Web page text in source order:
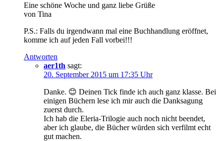
Eine schöne Woche und ganz liebe Grüße
von Tina
P.S.: Falls du irgendwann mal eine Buchhandlung eröffnet,
komme ich auf jeden Fall vorbei!!!
Antworten
aer1th sagt:
20. September 2015 um 17:35 Uhr
Danke. 😊 Deinen Tick finde ich auch ganz klasse. Bei
einigen Büchern lese ich mir auch die Danksagung
zuerst durch.
Ich hab die Eleria-Trilogie auch noch nicht beendet,
aber ich glaube, die Bücher würden sich verfilmt echt
gut machen.